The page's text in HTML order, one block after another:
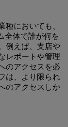
種においても、
全体で誰が何を
例えば、支店や
レポートや管理
のアクセスを必
は、より限られ
のアクセスしか